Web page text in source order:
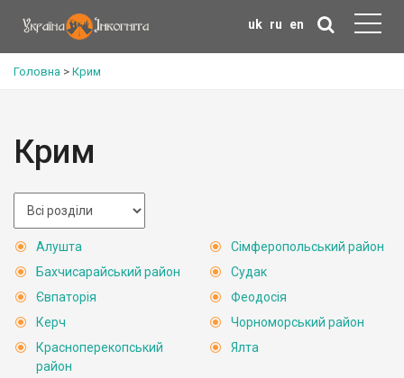
uk ru en
Головна > Крим
Крим
Алушта
Бахчисарайський район
Євпаторія
Керч
Красноперекопський
район
Сімферопольський район
Судак
Феодосія
Чорноморський район
Ялта